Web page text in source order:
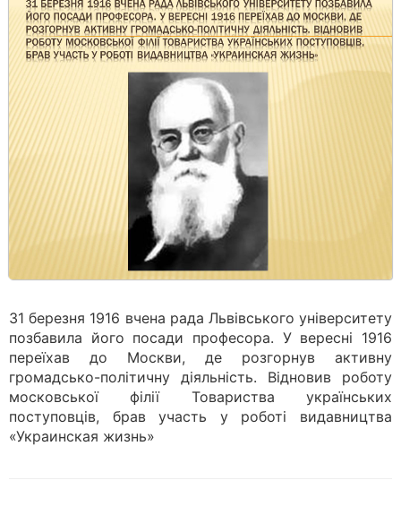
31 березня 1916 вчена рада Львівського університету
позбавила його посади професора. У вересні 1916
переїхав до Москви, де розгорнув активну
громадсько-політичну діяльність. Відновив роботу
московської філії Товариства українських
поступовців, брав участь у роботі видавництва
«Украинская жизнь»